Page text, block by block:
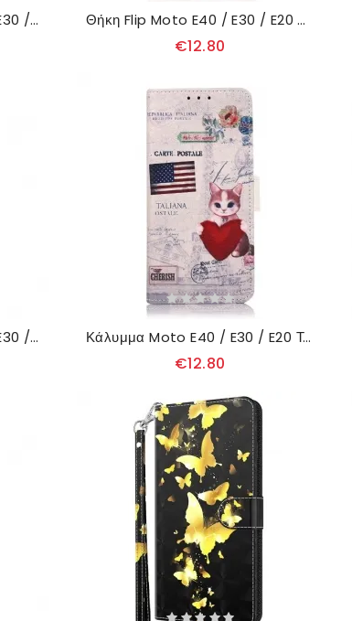
δερματινη θηκη Moto E40 / E30 / E20 Ανθισμένο Δέντρο Θήκη Flip Moto E40 / E30 / E20 Πύργος Του Άιφελ Το Φθινόπωρο
€12.80
δερματινη θηκη Moto E40 / E30 / E20 Άγριος Τίγρης Κάλυμμα Moto E40 / E30 / E20 Ταξιδιώτης
€12.80